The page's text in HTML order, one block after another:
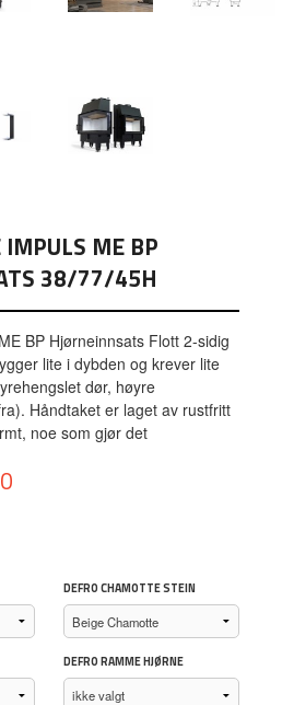
ME BP
38/77/45H
BP Hjørneinnsats Flott 2-sidig
lite i dybden og krever lite
dør, høyre
Håndtaket er laget av rustfritt
noe som gjør det
DEFRO CHAMOTTE STEIN
DEFRO RAMME HJØRNE